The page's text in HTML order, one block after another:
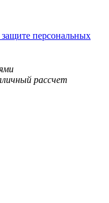
персональных